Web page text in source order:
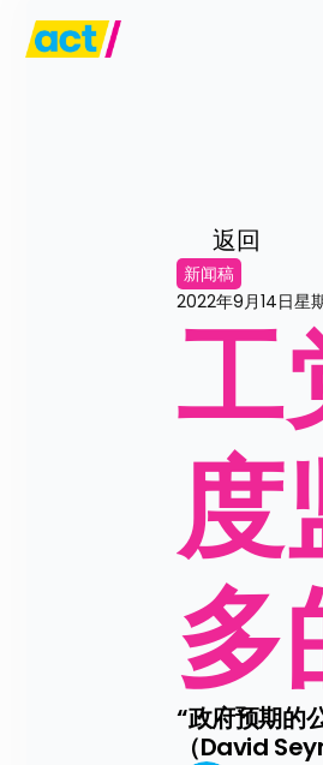
返回
新闻稿
2022年9月14日星
工
多
“政府预期的
（David